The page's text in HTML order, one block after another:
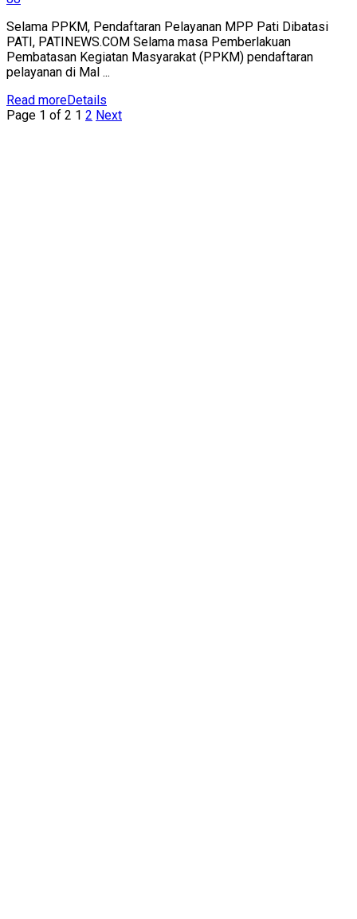
Selama PPKM, Pendaftaran Pelayanan MPP Pati Dibatasi
PATI, PATINEWS.COM Selama masa Pemberlakuan
Pembatasan Kegiatan Masyarakat (PPKM) pendaftaran
pelayanan di Mal ...
Read moreDetails
Page 1 of 2 1 2 Next